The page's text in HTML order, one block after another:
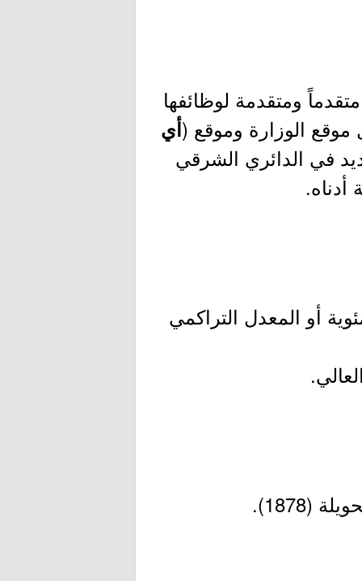
وزارة البيئة والمياه والزراعة عبر موقعها الإلكتروني عن أسماء 76 متقدماً ومتقدمة لوظائفها
الوزارة وموقع (أي
في الدائري الشرقي
أو المعدل التراكمي